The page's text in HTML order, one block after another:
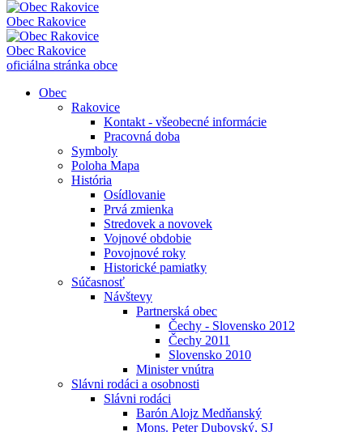
Obec Rakovice
Obec Rakovice
oficiálna stránka obce
Obec
Rakovice
Kontakt - všeobecné informácie
Pracovná doba
Symboly
Poloha Mapa
História
Osídlovanie
Prvá zmienka
Stredovek a novovek
Vojnové obdobie
Povojnové roky
Historické pamiatky
Súčasnosť
Návštevy
Partnerská obec
Čechy - Slovensko 2012
Čechy 2011
Slovensko 2010
Minister vnútra
Slávni rodáci a osobnosti
Slávni rodáci
Barón Alojz Medňanský
Mons. Peter Dubovský, SJ